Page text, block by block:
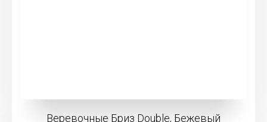
Веревочные Бриз Double, Бежевый